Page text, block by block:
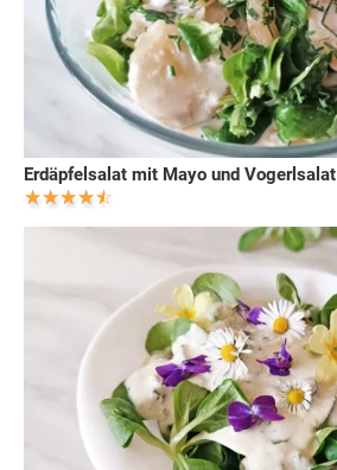
Erdäpfelsalat mit Mayo und Vogerlsalat